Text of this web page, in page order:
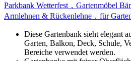
Parkbank Wetterfest，Gartenmöbel
Armlehnen & Rückenlehne，für
Diese Gartenbank sieht elegant
Garten, Balkon, Deck, Schule,
Bereiche verwendet werden.